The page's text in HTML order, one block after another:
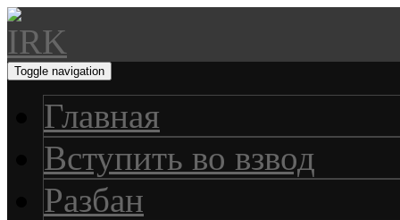
Toggle navigation
Главная
Вступить во взвод
Разбан